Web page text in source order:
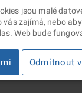
a informační
jsou malé
vás zajímá, nebo
Web bude
Odmítnout